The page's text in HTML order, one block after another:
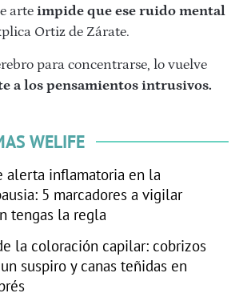
arte impide que ese ruido mental
Ortiz de Zárate.
para concentrarse, lo vuelve
a los pensamientos intrusivos.
WELIFE
alerta inflamatoria en la
5 marcadores a vigilar
tengas la regla
la coloración capilar: cobrizos
suspiro y canas teñidas en